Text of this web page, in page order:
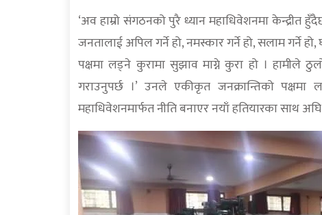
‘अव हाम्रो संगठनको पुरै ध्यान महाधिवेशनमा केन्द्रीत
जनतालाई अपिल गर्ने हो, नमस्कार गर्ने हो, सलाम गर्ने
पक्षमा लड्ने कुरामा सुझाव माग्ने कुरा हो । हामीले
गराउनुपर्छ ।’ उनले एकीकृत जनक्रान्तिको
महाधिवेशनमार्फत नीति बनाएर नयाँ हतियारका साथ